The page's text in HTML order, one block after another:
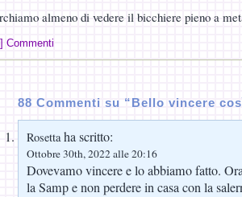
almeno di vedere il bicchiere pieno a
Commenti
88 Commenti su “Bello vincere
Rosettaha scritto:
Ottobre 30th, 2022 alle 20:16
Dovevamo vincere e lo abbiamo fatto.
la Samp e non perdere in casa con la